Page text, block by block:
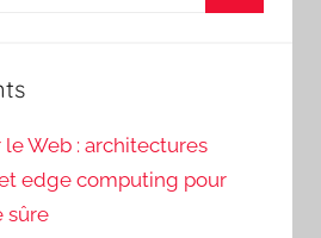
Web : architectures
edge computing pour
sûre